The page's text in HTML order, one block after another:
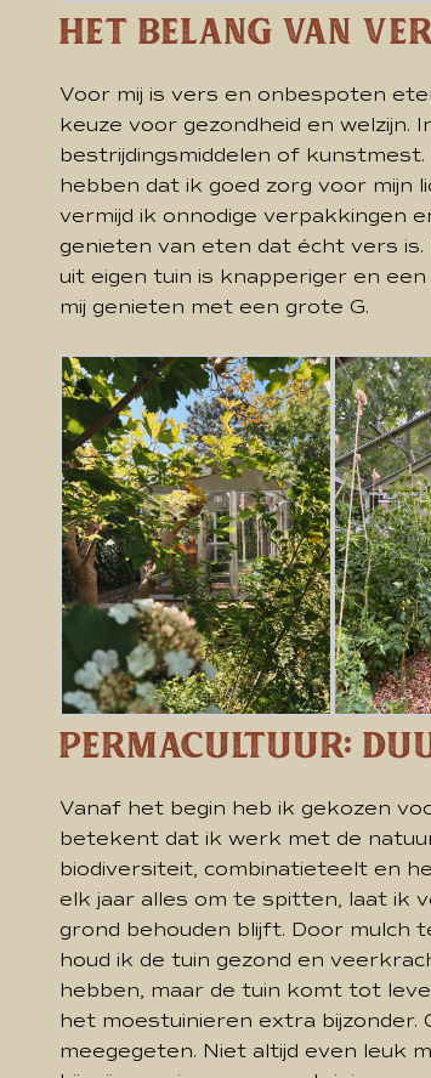
Het Belang van
Voor mij is vers en onbespoten
keuze voor gezondheid en welzijn.
bestrijdingsmiddelen of
hebben dat ik goed zorg voor mijn
vermijd ik onnodige verpakkingen
genieten van eten dat écht vers
uit eigen tuin is knapperiger en
mij genieten met een grote G.
Permacultuur:
Vanaf het begin heb ik gekozen
betekent dat ik werk met de
biodiversiteit, combinatieteelt en
elk jaar alles om te spitten, laat ik
grond behouden blijft. Door mulch
houd ik de tuin gezond en
hebben, maar de tuin komt tot
het moestuinieren extra
meegegeten. Niet altijd even leuk